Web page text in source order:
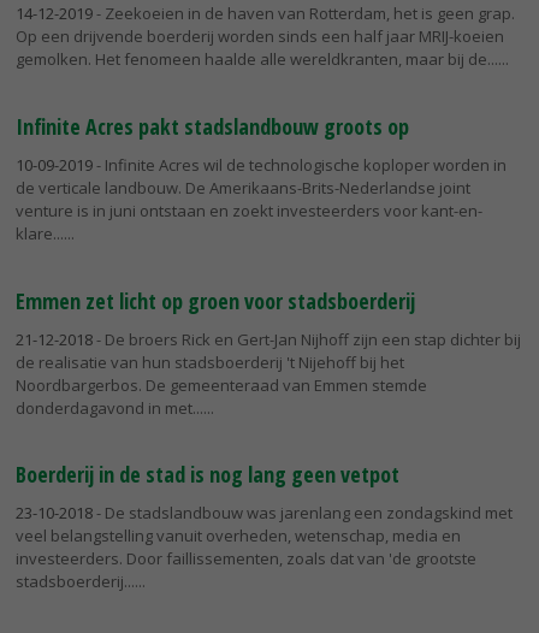
14-12-2019- Zeekoeien in de haven van Rotterdam, het is geen grap.
Op een drijvende boerderij worden sinds een half jaar MRIJ-koeien
gemolken. Het fenomeen haalde alle wereldkranten, maar bij de...
Infinite Acres pakt stadslandbouw groots op
10-09-2019- Infinite Acres wil de technologische koploper worden in
de verticale landbouw. De Amerikaans-Brits-Nederlandse joint
venture is in juni ontstaan en zoekt investeerders voor kant-en-
klare...
Emmen zet licht op groen voor stadsboerderij
21-12-2018- De broers Rick en Gert-Jan Nijhoff zijn een stap dichter bij
de realisatie van hun stadsboerderij 't Nijehoff bij het
Noordbargerbos. De gemeenteraad van Emmen stemde
donderdagavond in met...
Boerderij in de stad is nog lang geen vetpot
23-10-2018- De stadslandbouw was jarenlang een zondagskind met
veel belangstelling vanuit overheden, wetenschap, media en
investeerders. Door faillissementen, zoals dat van 'de grootste
stadsboerderij...